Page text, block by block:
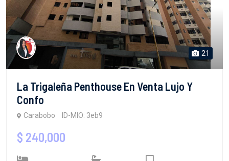
21
La Trigaleña Penthouse En Venta Lujo Y
Confo
Carabobo ID-MIO: 3eb9
$ 240,000